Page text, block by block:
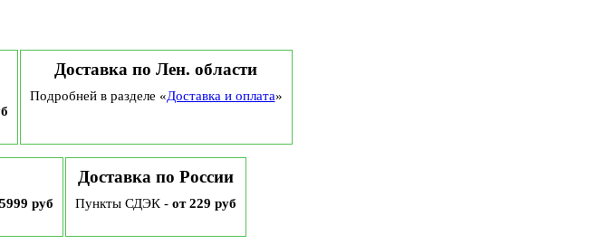
Доставка по Лен. области
Подробней в разделе «Доставка и оплата»
руб
Доставка по России
Пункты СДЭК - от 229 руб